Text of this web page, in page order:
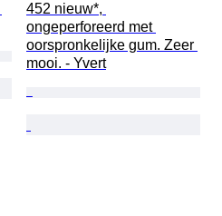
452 nieuw*,
ongeperforeerd met
oorspronkelijke gum. Zeer
mooi. - Yvert